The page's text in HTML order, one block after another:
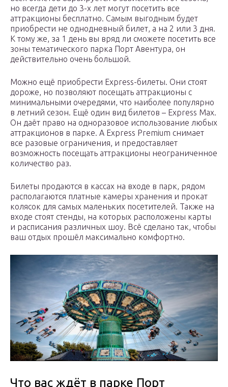
но всегда дети до 3-х лет могут посетить все
аттракционы бесплатно. Самым выгодным будет
приобрести не однодневный билет, а на 2 или 3 дня.
К тому же, за 1 день вы вряд ли сможете посетить все
зоны тематического парка Порт Авентура, он
действительно очень большой.
Можно ещё приобрести Express-билеты. Они стоят
дороже, но позволяют посещать аттракционы с
минимальными очередями, что наиболее популярно
в летний сезон. Ещё один вид билетов – Express Max.
Он даёт право на одноразовое использование любых
аттракционов в парке. А Express Premium снимает
все разовые ограничения, и предоставляет
возможность посещать аттракционы неограниченное
количество раз.
Билеты продаются в кассах на входе в парк, рядом
располагаются платные камеры хранения и прокат
колясок для самых маленьких посетителей. Также на
входе стоят стенды, на которых расположены карты
и расписания различных шоу. Всё сделано так, чтобы
ваш отдых прошёл максимально комфортно.
Что вас ждёт в парке Порт